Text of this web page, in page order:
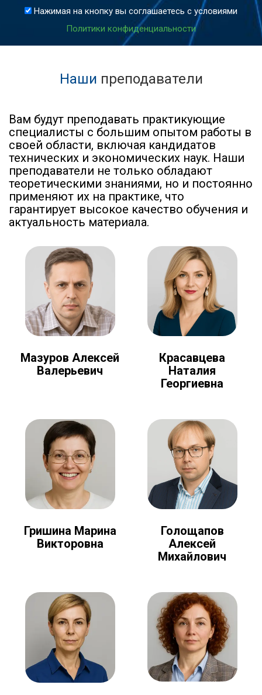
Нажимая на кнопку вы соглашаетесь с условиями
Политики конфиденциальности
Наши преподаватели
Вам будут преподавать практикующие
специалисты с большим опытом работы в
своей области, включая кандидатов
технических и экономических наук. Наши
преподаватели не только обладают
теоретическими знаниями, но и постоянно
применяют их на практике, что
гарантирует высокое качество обучения и
актуальность материала.
Мазуров Алексей
Валерьевич
Красавцева
Наталия
Георгиевна
Гришина Марина
Викторовна
Голощапов
Алексей
Михайлович